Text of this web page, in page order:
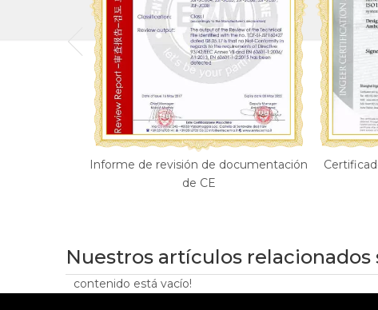
Informe de revisión de documentación
de CE
Nuestros artículos
contenido está vacío!